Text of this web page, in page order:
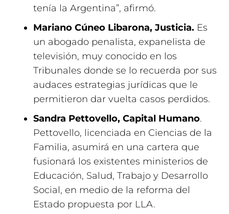
tenía la Argentina”, afirmó.
Mariano Cúneo Libarona, Justicia. Es
un abogado penalista, expanelista de
televisión, muy conocido en los
Tribunales donde se lo recuerda por sus
audaces estrategias jurídicas que le
permitieron dar vuelta casos perdidos.
Sandra Pettovello, Capital Humano.
Pettovello, licenciada en Ciencias de la
Familia, asumirá en una cartera que
fusionará los existentes ministerios de
Educación, Salud, Trabajo y Desarrollo
Social, en medio de la reforma del
Estado propuesta por LLA.